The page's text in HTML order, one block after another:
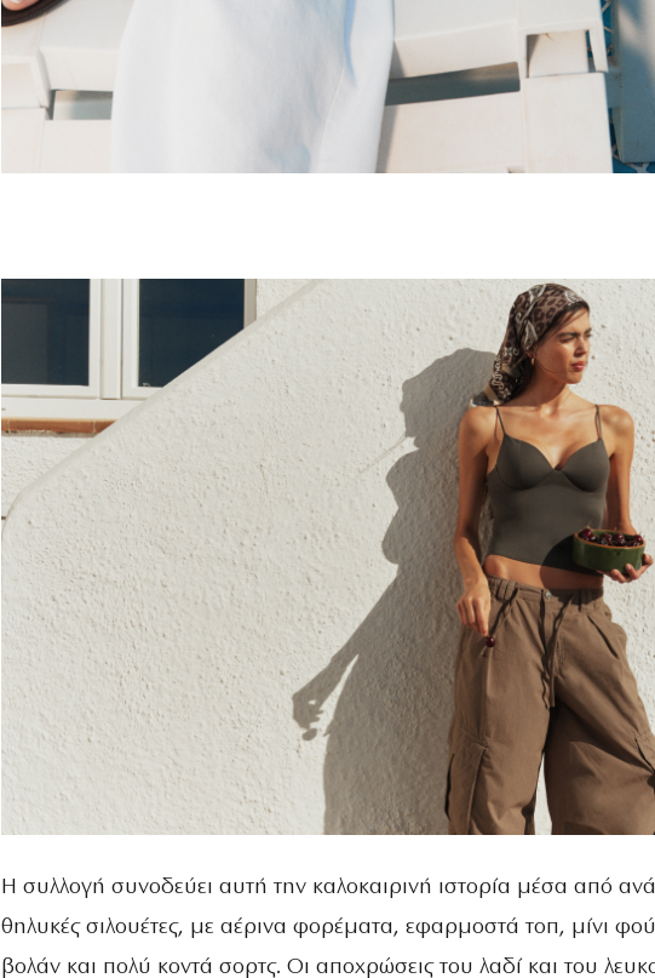
Η συλλογή συνοδεύει αυτή την καλοκαιρινή ιστορία μέσα από
θηλυκές σιλουέτες, με αέρινα φορέματα, εφαρμοστά τοπ, μίνι
βολάν και πολύ κοντά σορτς. Οι αποχρώσεις του λαδί και του